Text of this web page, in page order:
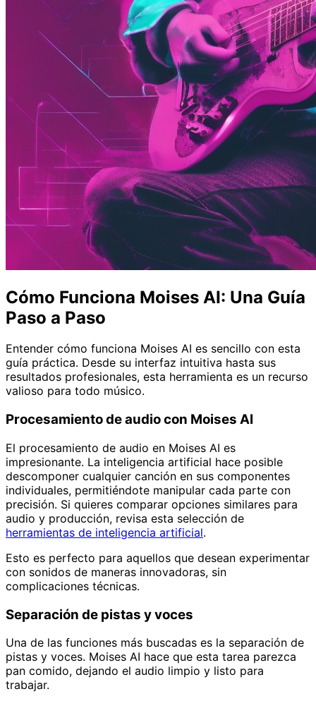
Cómo Funciona Moises AI: Una Guía
Paso a Paso
Entender cómo funciona Moises AI es sencillo con esta
guía práctica. Desde su interfaz intuitiva hasta sus
resultados profesionales, esta herramienta es un recurso
valioso para todo músico.
Procesamiento de audio con Moises AI
El procesamiento de audio en Moises AI es
impresionante. La inteligencia artificial hace posible
descomponer cualquier canción en sus componentes
individuales, permitiéndote manipular cada parte con
precisión. Si quieres comparar opciones similares para
audio y producción, revisa esta selección de
herramientas de inteligencia artificial.
Esto es perfecto para aquellos que desean experimentar
con sonidos de maneras innovadoras, sin
complicaciones técnicas.
Separación de pistas y voces
Una de las funciones más buscadas es la separación de
pistas y voces. Moises AI hace que esta tarea parezca
pan comido, dejando el audio limpio y listo para
trabajar.